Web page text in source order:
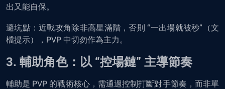
出又能自保。
避坑點：近戰攻角除非高星滿階，否則 “一出場就被秒”（文
檔提示），PVP 中切勿作為主力。
3. 輔助角色：以 “控場鏈” 主導節奏
輔助是 PVP 的戰術核心，需通過控制打斷對手節奏，而非單